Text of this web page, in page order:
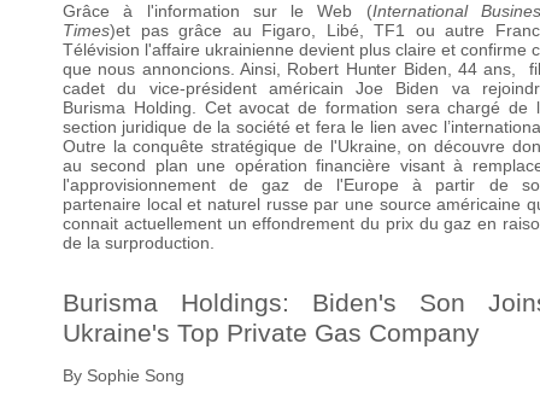
Grâce à l'information sur le Web (International
Times)et pas grâce au Figaro, Libé, TF1 ou autre
Télévision l'affaire ukrainienne devient plus claire et confirme
que nous annoncions. Ainsi, Robert Hunter Biden, 44 ans,
cadet du vice-président américain Joe Biden va
Burisma Holding. Cet avocat de formation sera chargé de
section juridique de la société et fera le lien avec
Outre la conquête stratégique de l'Ukraine, on découvre
au second plan une opération financière visant à
l'approvisionnement de gaz de l'Europe à partir de
partenaire local et naturel russe par une source américaine
connait actuellement un effondrement du prix du gaz en
de la surproduction.
Burisma Holdings: Biden's Son
Ukraine's Top Private Gas Company
By Sophie Song